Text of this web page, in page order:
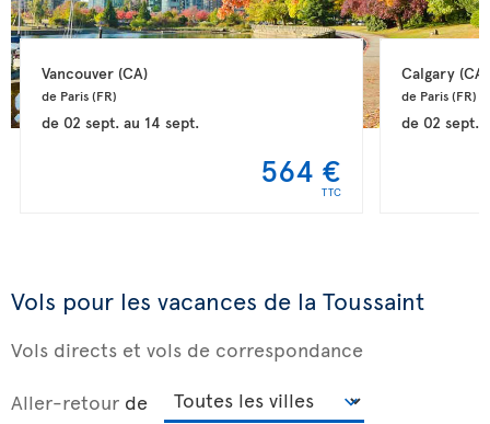
Vancouver (CA)
de Paris (FR)
de 02 sept.au 14 sept.
564 €
TTC
Calgary (CA)
de Paris (FR)
de 02 sept.
Vols pour les vacances de la Toussaint
Vols directs et vols de correspondance
Aller-retour de